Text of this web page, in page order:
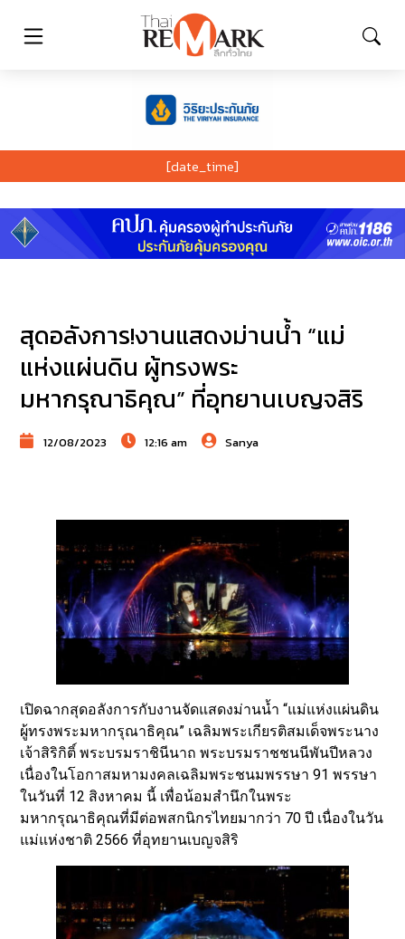
[date_time]
สุดอลังการ!งานแสดงม่านน้ำ “แม่
แห่งแผ่นดิน ผู้ทรงพระ
มหากรุณาธิคุณ” ที่อุทยานเบญจสิริ
12/08/2023 12:16 am Sanya
เปิดฉากสุดอลังการกับงานจัดแสดงม่านน้ำ “แม่แห่งแผ่นดิน
ผู้ทรงพระมหากรุณาธิคุณ” เฉลิมพระเกียรติสมเด็จพระนาง
เจ้าสิริกิติ์ พระบรมราชินีนาถ พระบรมราชชนนีพันปีหลวง
เนื่องในโอกาสมหามงคลเฉลิมพระชนมพรรษา 91 พรรษา
ในวันที่ 12 สิงหาคม นี้ เพื่อน้อมสำนึกในพระ
มหากรุณาธิคุณที่มีต่อพสกนิกรไทยมากว่า 70 ปี เนื่องในวัน
แม่แห่งชาติ 2566 ที่อุทยานเบญจสิริ